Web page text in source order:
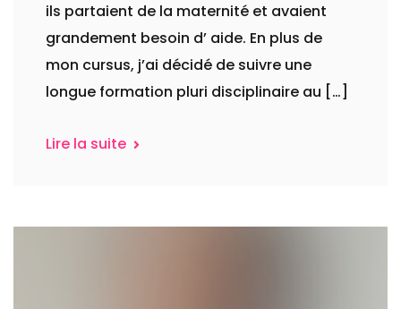
ils partaient de la maternité et avaient
grandement besoin d’ aide. En plus de
mon cursus, j’ai décidé de suivre une
longue formation pluri disciplinaire au […]
Lire la suite